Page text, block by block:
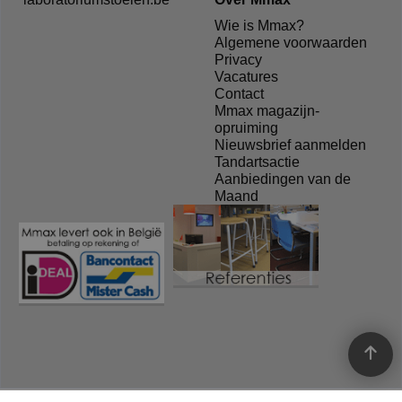
Wie is Mmax?
Algemene voorwaarden
Privacy
Vacatures
Contact
Mmax magazijn-
opruiming
Nieuwsbrief aanmelden
Tandartsactie
Aanbiedingen van de
Maand